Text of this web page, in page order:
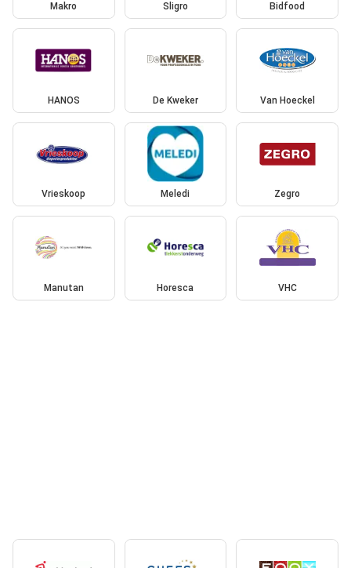
Makro Sligro Bidfood
HANOS De Kweker Van Hoeckel
Vrieskoop Meledi Zegro
Manutan Horesca VHC